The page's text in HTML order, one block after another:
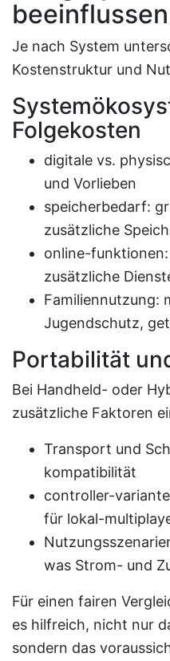
beeinflussen
Je nach System
Kostenstruktur und
Folgekosten
digitale vs.
und Vorlieben
speicherbedarf:
zusätzliche
online-
zusätzliche
Familiennutzung:
Jugendschutz,
Portabilität
Bei Handheld- oder
zusätzliche Faktoren
Transport und
kompatibilität
controller-
für lokal-
was Strom- und
Für einen fairen
es hilfreich, nicht nur
sondern das